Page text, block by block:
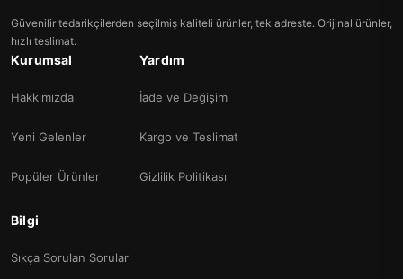
Güvenilir tedarikçilerden seçilmiş kaliteli ürünler, tek adreste. Orijinal ürünler,
hızlı teslimat.
Kurumsal
Hakkımızda
Yeni Gelenler
Popüler Ürünler
Yardım
İade ve Değişim
Kargo ve Teslimat
Gizlilik Politikası
Bilgi
Sıkça Sorulan Sorular